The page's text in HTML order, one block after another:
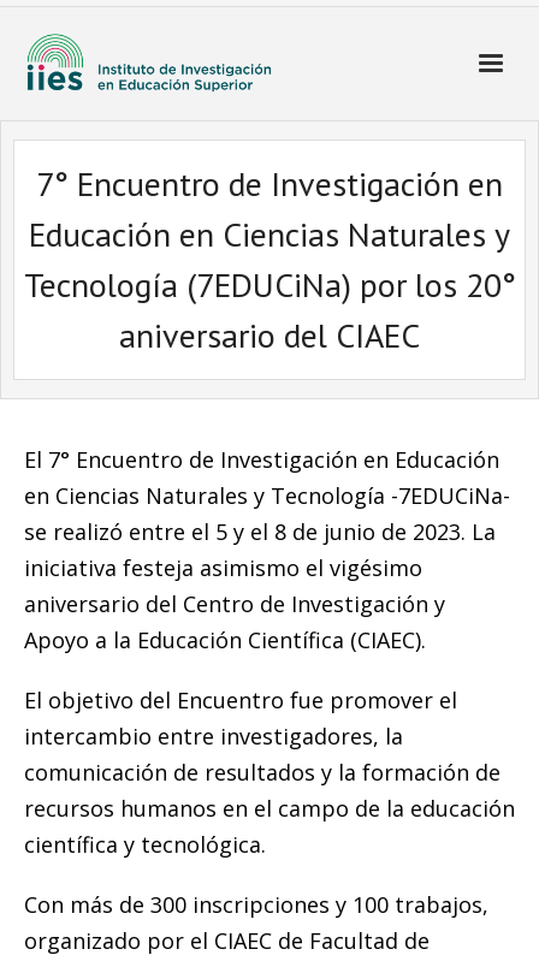
7° Encuentro de Investigación en
Educación en Ciencias Naturales y
Tecnología (7EDUCiNa) por los 20°
aniversario del CIAEC
El 7° Encuentro de Investigación en Educación
en Ciencias Naturales y Tecnología -7EDUCiNa-
se realizó entre el 5 y el 8 de junio de 2023. La
iniciativa festeja asimismo el vigésimo
aniversario del Centro de Investigación y
Apoyo a la Educación Científica (CIAEC).
El objetivo del Encuentro fue promover el
intercambio entre investigadores, la
comunicación de resultados y la formación de
recursos humanos en el campo de la educación
científica y tecnológica.
Con más de 300 inscripciones y 100 trabajos,
organizado por el CIAEC de Facultad de